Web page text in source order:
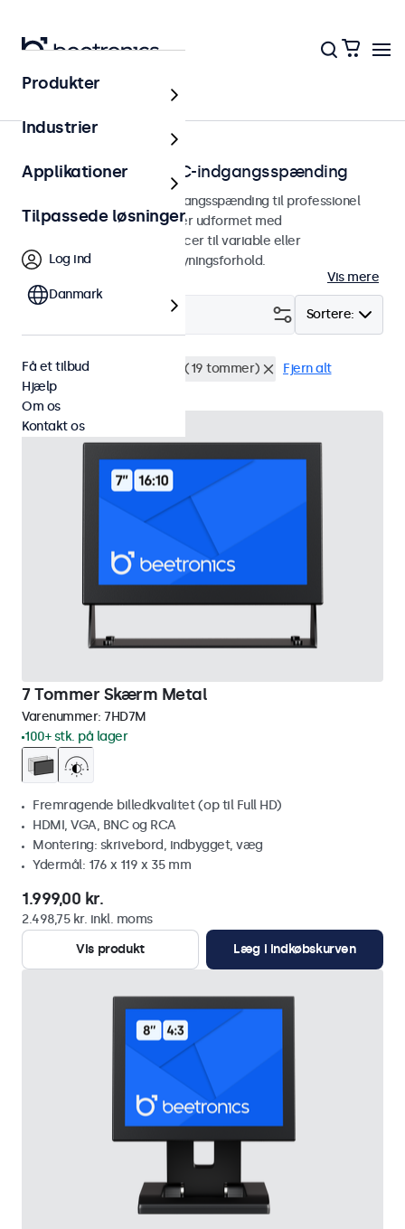
Hjem
Skærme med bred DC-indgangsspænding
Skærme med bred DC-indgangsspænding til professionel
integration. Disse skærme er udformet med
hardwarebaserede tolerancer til variable eller
batteribaserede strømforsyningsforhold.
Vis mere
Sortere:
9-36 Volt Rackmontering (19 tommer) Fjern alt
7 Tommer Skærm Metal
Varenummer: 7HD7M
100+ stk. på lager
Fremragende billedkvalitet (op til Full HD)
HDMI, VGA, BNC og RCA
Montering: skrivebord, indbygget, væg
Ydermål: 176 x 119 x 35 mm
1.999,00 kr.
2.498,75 kr. inkl. moms
Vis produkt
Læg i indkøbskurven
Produkter
Industrier
Applikationer
Tilpassede løsninger
Log ind
Danmark
Få et tilbud
Hjælp
Om os
Kontakt os